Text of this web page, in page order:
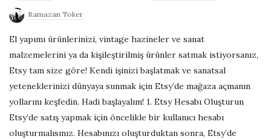
i
s
h
D
a
Ramazan Toker
El yapımı ürünlerinizi, vintage hazineler ve sanat
malzemelerini ya da kişileştirilmiş ürünler satmak istiyorsanız,
Etsy tam size göre! Kendi işinizi başlatmak ve sanatsal
yeteneklerinizi dünyaya sunmak için Etsy’de mağaza açmanın
yollarını keşfedin. Hadi başlayalım! 1. Etsy Hesabı Oluşturun
Etsy’de satış yapmak için öncelikle bir kullanıcı hesabı
oluşturmalısınız. Hesabınızı oluşturduktan sonra, Etsy’de